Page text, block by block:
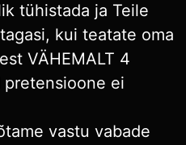
tühistada ja Teile
kui teatate oma
VÄHEMALT 4
pretensioone ei
vastu vabade